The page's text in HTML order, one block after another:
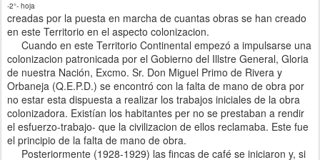
-2°- hoja
creadas por la puesta en marcha de cuantas obras se han creado
en este Territorio en el aspecto colonizacion.
Cuando en este Territorio Continental empezó a impulsarse una
colonizacion patronicada por el Gobierno del Illstre General, Gloria
de nuestra Nación, Excmo. Sr. Don Miguel Primo de Rivera y
Orbaneja (Q.E.P.D.) se encontró con la falta de mano de obra por
no estar esta dispuesta a realizar los trabajos iniciales de la obra
colonizadora. Existían los habitantes per no se prestaban a rendir
el esfuerzo-trabajo- que la civilizacion de ellos reclamaba. Este fue
el principio de la falta de mano de obra.
Posteriormente (1928-1929) las fincas de café se iniciaron y, si